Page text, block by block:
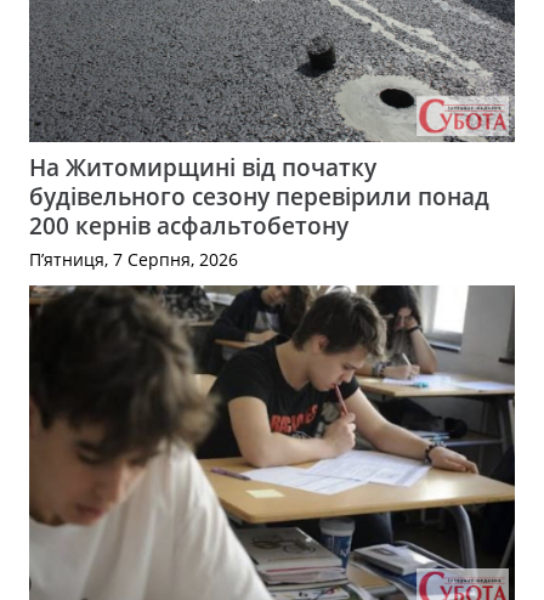
На Житомирщині від початку
будівельного сезону перевірили понад
200 кернів асфальтобетону
П’ятниця, 7 Серпня, 2026